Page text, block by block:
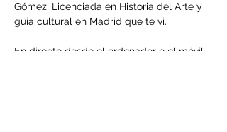
Gómez, Licenciada en Historia del Arte y
guia cultural en Madrid que te vi.
En directo desde el ordenador o el móvil